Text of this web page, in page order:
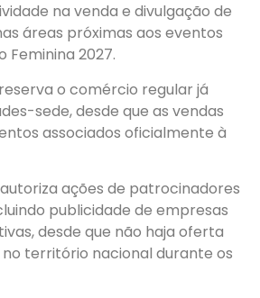
na venda e divulgação de
áreas próximas aos eventos
Feminina 2027.
o comércio regular já
sede, desde que as vendas
associados oficialmente à
ações de patrocinadores
publicidade de empresas
desde que não haja oferta
território nacional durante os